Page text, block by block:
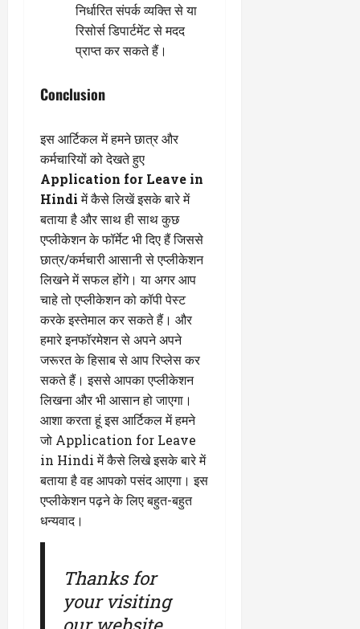
निर्धारित संपर्क व्यक्ति से या
रिसोर्स डिपार्टमेंट से मदद
प्राप्त कर सकते हैं।
Conclusion
इस आर्टिकल में हमने छात्र और
कर्मचारियों को देखते हुए
Application for Leave in
Hindiमें कैसे लिखें इसके बारे में
बताया है और साथ ही साथ कुछ
एप्लीकेशन के फॉर्मेट भी दिए हैं जिससे
छात्र/कर्मचारी आसानी से एप्लीकेशन
लिखने में सफल होंगे। या अगर आप
चाहे तो एप्लीकेशन को कॉपी पेस्ट
करके इस्तेमाल कर सकते हैं। और
हमारे इनफॉरमेशन से अपने अपने
जरूरत के हिसाब से आप रिप्लेस कर
सकते हैं। इससे आपका एप्लीकेशन
लिखना और भी आसान हो जाएगा।
आशा करता हूं इस आर्टिकल में हमने
जो Application for Leave
in Hindi में कैसे लिखे इसके बारे में
बताया है वह आपको पसंद आएगा। इस
एप्लीकेशन पढ़ने के लिए बहुत-बहुत
धन्यवाद।
Thanks for
your visiting